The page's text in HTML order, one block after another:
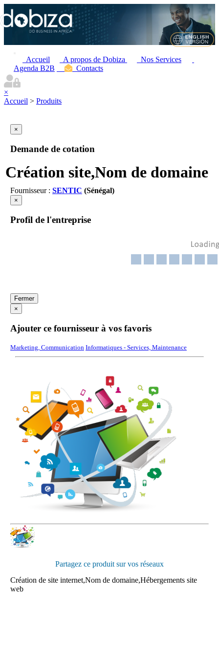
Accueil A propos de Dobiza
Nos Services
Agenda B2B
Contacts
×
Accueil > Produits
×
Demande de cotation
Création site,Nom de domaine
Fournisseur : SENTIC (Sénégal)
×
Profil de l'entreprise
Fermer
×
Ajouter ce fournisseur à vos favoris
Marketing, Communication Informatiques - Services, Maintenance
Partagez ce produit sur vos réseaux
Création de site internet,Nom de domaine,Hébergements site
web